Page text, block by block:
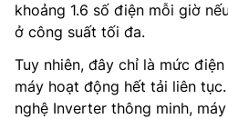
khoảng 1.6 số điện mỗi giờ
ở công suất tối đa.
Tuy nhiên, đây chỉ là mức
máy hoạt động hết tải liên
nghệ Inverter thông minh,